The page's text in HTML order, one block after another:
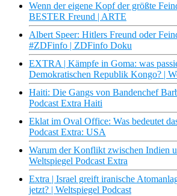
Wenn der eigene Kopf der größte
BESTER Freund | ARTE
Albert Speer: Hitlers Freund oder
#ZDFinfo | ZDFinfo Doku
EXTRA | Kämpfe in Goma: was
Demokratischen Republik Kongo? |
Haiti: Die Gangs von Bandenchef
Podcast Extra Haiti
Eklat im Oval Office: Was bedeutet
Podcast Extra: USA
Warum der Konflikt zwischen Indien
Weltspiegel Podcast Extra
Extra | Israel greift iranische
jetzt? | Weltspiegel Podcast